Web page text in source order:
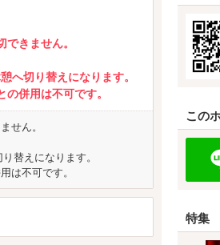
きません。
へ切り替えになります。
併用は不可です。
せん。
替えになります。
は不可です。
この
特集